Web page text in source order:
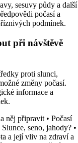
sesuvy půdy a další
počasí a
podmínek.
při návštěvě
proti slunci,
změny počasí.
informace a
něj připravit • Počasí
seno, jahody? •
a její vliv na zdraví a